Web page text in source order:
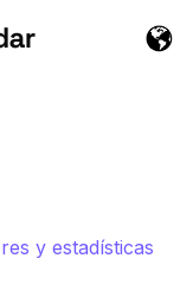
y estadísticas